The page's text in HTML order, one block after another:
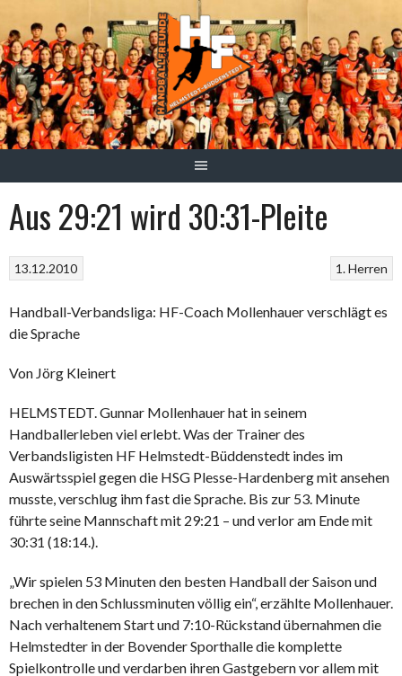
zum
Inhalt
Aus 29:21 wird 30:31-Pleite
1. Herren
13.12.2010
Handball-Verbandsliga: HF-Coach Mollenhauer verschlägt es
die Sprache
Von Jörg Kleinert
HELMSTEDT. Gunnar Mollenhauer hat in seinem
Handballerleben viel erlebt. Was der Trainer des
Verbandsligisten HF Helmstedt-Büddenstedt indes im
Auswärtsspiel gegen die HSG Plesse-Hardenberg mit ansehen
musste, verschlug ihm fast die Sprache. Bis zur 53. Minute
führte seine Mannschaft mit 29:21 – und verlor am Ende mit
30:31 (18:14.).
„Wir spielen 53 Minuten den besten Handball der Saison und
brechen in den Schlussminuten völlig ein“, erzählte Mollenhauer.
Nach verhaltenem Start und 7:10-Rückstand übernahmen die
Helmstedter in der Bovender Sporthalle die komplette
Spielkontrolle und verdarben ihren Gastgebern vor allem mit